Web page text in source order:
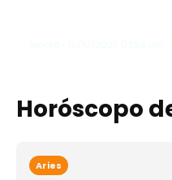
Horóscopo
Aries